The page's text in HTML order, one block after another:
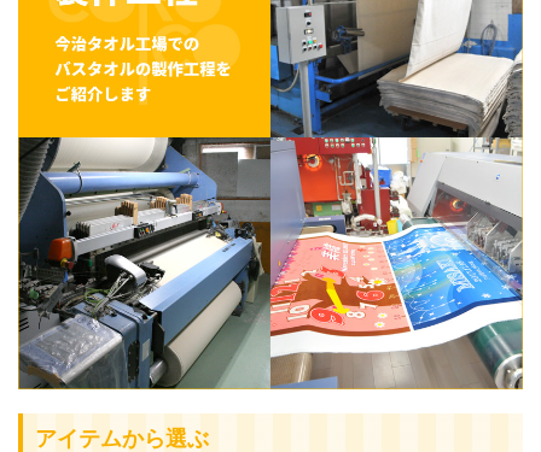
アイテムから選ぶ